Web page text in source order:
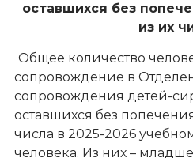
оставшихся без
из их
Общее количество
сопровождение в
сопровождения детей-
оставшихся без
числа в 2025-2026
человека. Из них – младше